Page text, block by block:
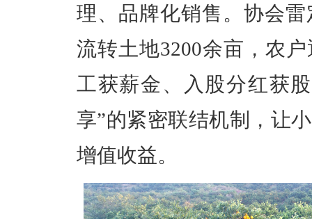
理、品牌化销售。协会雷
流转土地3200余亩， 农户
工获薪金、入股分红获
享”的紧密联结机制，让
增值收益。